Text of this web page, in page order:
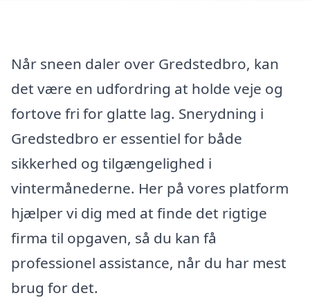
Når sneen daler over Gredstedbro, kan
det være en udfordring at holde veje og
fortove fri for glatte lag. Snerydning i
Gredstedbro er essentiel for både
sikkerhed og tilgængelighed i
vintermånederne. Her på vores platform
hjælper vi dig med at finde det rigtige
firma til opgaven, så du kan få
professionel assistance, når du har mest
brug for det.